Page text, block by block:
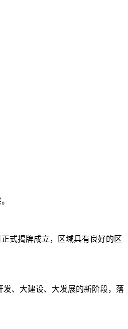
正式揭牌成立，区域具有良好的区
、大建设、大发展的新阶段，落